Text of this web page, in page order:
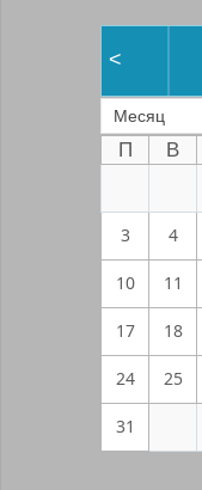
<
Месяц
П В
3 4
10 11
17 18
24 25
31